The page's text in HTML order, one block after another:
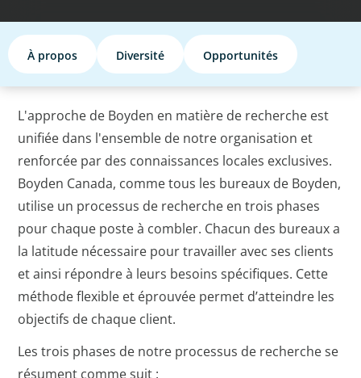
À propos Diversité Opportunités
L'approche de Boyden en matière de recherche est
unifiée dans l'ensemble de notre organisation et
renforcée par des connaissances locales exclusives.
Boyden Canada, comme tous les bureaux de Boyden,
utilise un processus de recherche en trois phases
pour chaque poste à combler. Chacun des bureaux a
la latitude nécessaire pour travailler avec ses clients
et ainsi répondre à leurs besoins spécifiques. Cette
méthode flexible et éprouvée permet d’atteindre les
objectifs de chaque client.
Les trois phases de notre processus de recherche se
résument comme suit :